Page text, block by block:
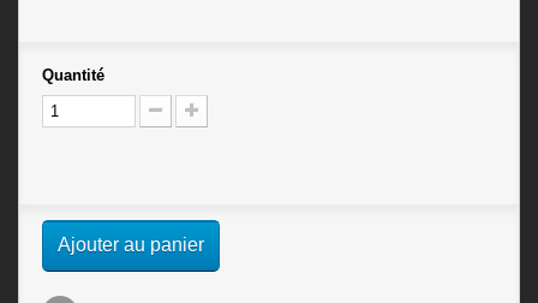
Quantité
Ajouter au panier